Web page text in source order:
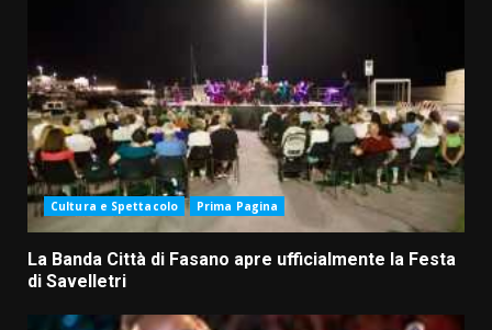
Cultura e Spettacolo Prima Pagina
La Banda Città di Fasano apre ufficialmente la Festa
di Savelletri